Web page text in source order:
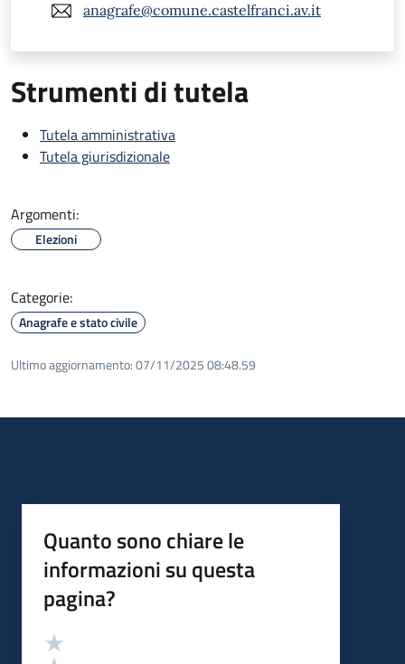
anagrafe@comune.castelfranci.av.it
Strumenti di tutela
Tutela amministrativa
Tutela giurisdizionale
Argomenti:
Elezioni
Categorie:
Anagrafe e stato civile
Ultimo aggiornamento:07/11/2025 08:48.59
Quanto sono chiare le
informazioni su questa
pagina?
Valutazione